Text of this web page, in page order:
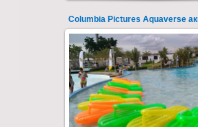
23.10.2022
Columbia Pictures Aquaverse -
тематический аквапарк в
Открыт в октябре 2022
модернизации и смены...